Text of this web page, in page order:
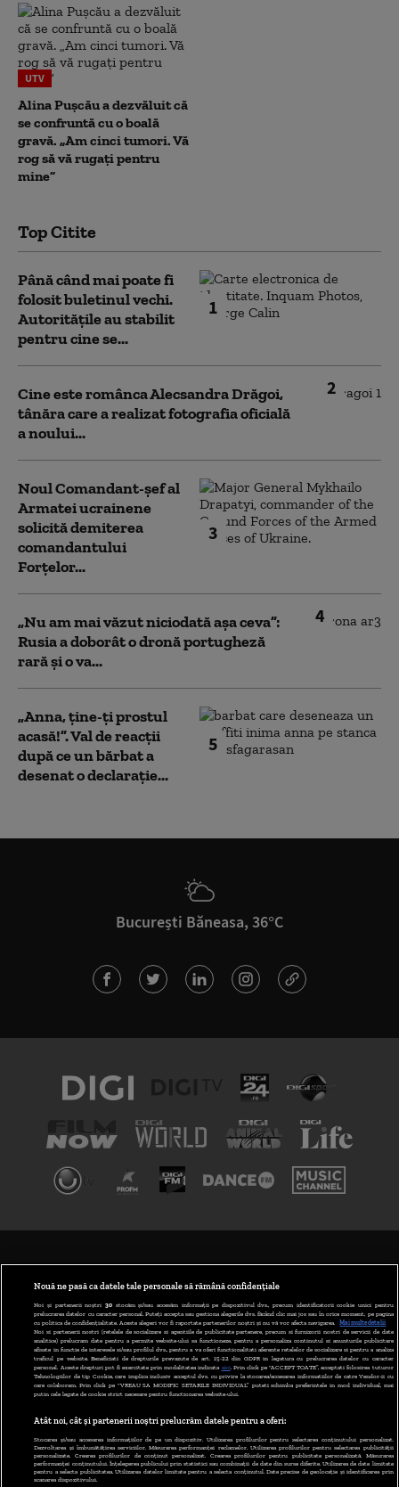
UTV
Alina Pușcău a dezvăluit că
se confruntă cu o boală
gravă. „Am cinci tumori. Vă
rog să vă rugați pentru
mine”
Top Citite
1
Până când mai poate fi
folosit buletinul vechi.
Autoritățile au stabilit
pentru cine se...
2
Cine este românca Alecsandra Drăgoi,
tânăra care a realizat fotografia oficială
a noului...
3
Noul Comandant-șef al
Armatei ucrainene
solicită demiterea
comandantului
Forțelor...
4
„Nu am mai văzut niciodată așa ceva”:
Rusia a doborât o dronă portugheză
rară și o va...
5
„Anna, ţine-ţi prostul
acasă!”. Val de reacții
după ce un bărbat a
desenat o declarație...
București Băneasa, 36°C
ABONARE DIGI TV
GESTIONAȚI PREFERINȚELE
CODUL DIGI24
CAMERE WEB
CONTACT/INFO
Nouă ne pasă ca datele tale personale să rămână confidențiale
Noi și partenerii noștri 30stocăm și/sau accesăm informații pe dispozitivul dvs., precum identificatorii cookie unici pentru
prelucrarea datelor cu caracter personal. Puteți accepta sau gestiona alegerile dvs. făcând clic mai jos sau în orice moment, pe pagina
cu politica de confidențialitate. Aceste alegeri vor fi raportate partenerilor noștri și nu vă vor afecta navigarea.
Mai multe detalii
Noi si partenerii nostri (retelele de socializare si agentiile de publicitate partenere, precum si furnizorii nostri de servicii de date
analitice) prelucram date pentru a permite website-ului sa functioneze, pentru a personaliza continutul si anunturile publicitare
afisate in functie de interesele si/sau profilul dvs., pentru a va oferi functionalitati aferente retelelor de socializare si pentru a analiza
traficul pe website. Beneficiati de drepturile prevazute de art. 15-22 din GDPR in legatura cu prelucrarea datelor cu caracter
personal. Aceste drepturi pot fi exercitate prin modalitatea indicata aici. Prin click pe “ACCEPT TOATE”, acceptati folosirea tuturor
Tehnologiilor de tip Cookie, care implica inclusiv acceptul dvs. cu privire la stocarea/accesarea informatiilor de catre Vendor-ii cu
care colaboram. Prin click pe “VREAU SA MODIFIC SETARILE INDIVIDUAL” puteti schimba preferintele in mod individual, mai
putin cele legate de cookie strict necesare pentru functionarea website-ului.
Atât noi, cât și partenerii noștri prelucrăm datele pentru a oferi:
Stocarea și/sau accesarea informațiilor de pe un dispozitiv. Utilizarea profilurilor pentru selectarea conținutului personalizat.
Dezvoltarea și îmbunătățirea serviciilor. Măsurarea performanței reclamelor. Utilizarea profilurilor pentru selectarea publicității
personalizate. Crearea profilurilor de conținut personalizat. Crearea profilurilor pentru publicitate personalizată. Măsurarea
performanței conținutului. Înțelegerea publicului prin statistici sau combinații de date din surse diferite. Utilizarea de date limitate
pentru a selecta publicitatea. Utilizarea datelor limitate pentru a selecta conținutul. Date precise de geolocație și identificarea prin
scanarea dispozitivului.